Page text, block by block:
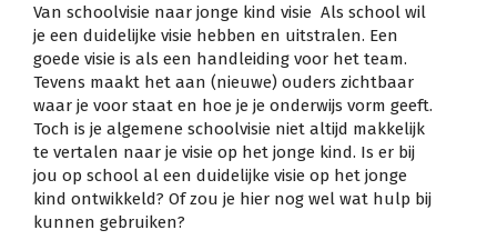
Van schoolvisie naar jonge kind visie Als school wil
je een duidelijke visie hebben en uitstralen. Een
goede visie is als een handleiding voor het team.
Tevens maakt het aan (nieuwe) ouders zichtbaar
waar je voor staat en hoe je je onderwijs vorm geeft.
Toch is je algemene schoolvisie niet altijd makkelijk
te vertalen naar je visie op het jonge kind. Is er bij
jou op school al een duidelijke visie op het jonge
kind ontwikkeld? Of zou je hier nog wel wat hulp bij
kunnen gebruiken?